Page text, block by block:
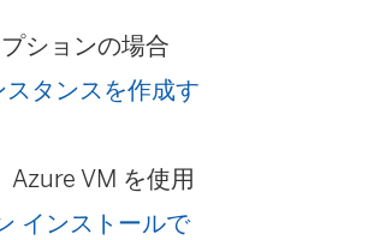
ションの場合
タンスを作成す
Azure VM を使用
インストールで